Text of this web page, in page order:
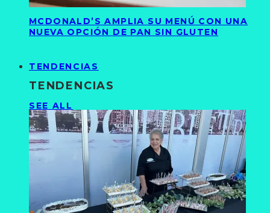
MCDONALD’S AMPLIA SU MENÚ CON UNA
NUEVA OPCIÓN DE PAN SIN GLUTEN
TENDENCIAS
TENDENCIAS
SEE ALL